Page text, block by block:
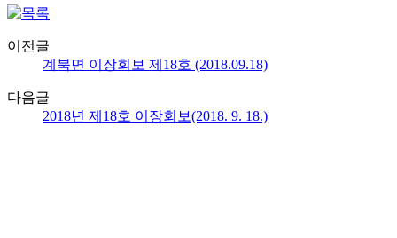
이전글
계북면 이장회보 제18호 (2018.09.18)
다음글
2018년 제18호 이장회보(2018. 9. 18.)